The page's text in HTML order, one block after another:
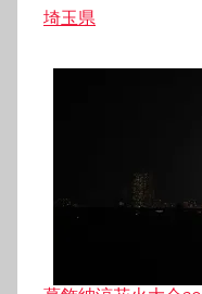
関連理由
埼玉県